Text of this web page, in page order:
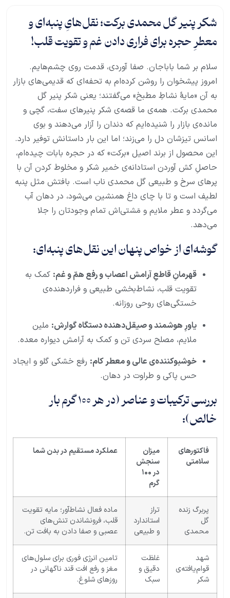
شکر پنیر گل محمدی برکت؛ نقل‌هایِ پنبه‌ای و
معطرِ حجره برای فراری دادن غم و تقویت قلب!
سلام بر شما باباجان. صفا آوردی، قدمت روی چشم‌هایم.
امروز پیشخوان را روشن کرده‌ام به تحفه‌ای که قدیمی‌های بازار
به آن «مایهٔ نشاطِ مطبخ» می‌گفتند؛ یعنی شکر پنیر گل
محمدی برکت. همه‌ی ما قصه‌ی شکر پنیرهای سفت، گچی و
مانده‌ی بازار را شنیده‌ایم که دندان را آزار می‌دهند و بوی
اسانس تیزشان دل را می‌زند؛ اما این بار داستانش توفیر دارد.
این محصول از برند اصیل «برکت» که در حجره بابات چیده‌ام،
حاصلِ کش آوردن استادانه‌ی خمیر شکر و مخلوط کردن آن با
پرهای سرخ و طبیعی گل محمدی ناب است. بافتش مثل پنبه
لطیف است و تا با چای داغ همنشین می‌شود، در دهان آب
می‌گردد و عطر ملایم و مَشتی‌اش تمام وجودتان را جلا
می‌دهد.
گوشه‌ای از خواص پنهان این نقل‌های پنبه‌ای:
قهرمانِ قاطعِ آرامش اعصاب و رفع همّ و غم: کمک به
تقویت قلب، نشاط‌بخشی طبیعی و فراردهنده‌ی
خستگی‌های روحی روزانه.
یاورِ هوشمند و صیقل‌دهنده دستگاه گوارش: ملین
ملایم، مصلح سردی تن و کمک به آرامش دیواره معده.
خوشبوکننده‌ی عالی و معطر کام: رفع خشکی گلو و ایجاد
حس پاکی و طراوت در دهان.
بررسی ترکیبات و عناصر (در هر ۱۰۰ گرم بار
خالص):
فاکتورهای
سلامتی
میزان
سنجش
در ۱۰۰
گرم
عملکرد مستقیم در بدن شما
پربرگ زنده
گل
محمدی
تراز
استاندارد
و طبیعی
ماده فعال نشاط‌آور؛ مایه تقویت
قلب، فرونشاندن تنش‌های
عصبی و صفا دادن به بافت تن.
شهد
قوام‌یافته‌ی
شکر
غلظت
دقیق و
سبک
تامین انرژی فوری برای سلول‌های
مغز و رفع افت قند ناگهانی در
روزهای شلوغ.